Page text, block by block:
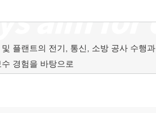
플랜트의 전기, 통신, 소방 공사 수행과
경험을 바탕으로